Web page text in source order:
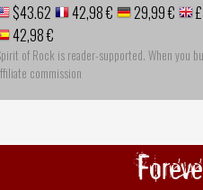
$43.62 42,98 € 29,99 €
42,98 €
of Rock is reader-supported. When you
commission